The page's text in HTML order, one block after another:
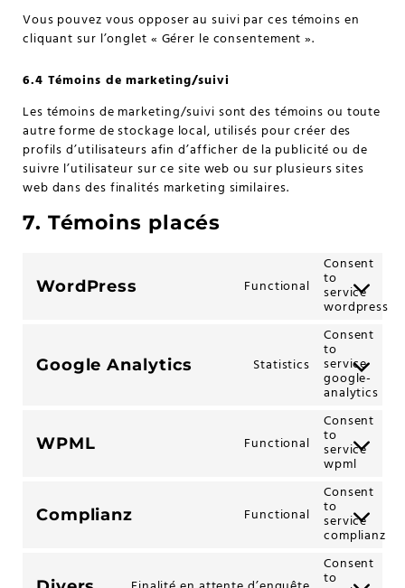
Vous pouvez vous opposer au suivi par ces témoins en
cliquant sur l’onglet « Gérer le consentement ».
6.4 Témoins de marketing/suivi
Les témoins de marketing/suivi sont des témoins ou toute
autre forme de stockage local, utilisés pour créer des
profils d’utilisateurs afin d’afficher de la publicité ou de
suivre l’utilisateur sur ce site web ou sur plusieurs sites
web dans des finalités marketing similaires.
7. Témoins placés
WordPress Functional
Consent
to
service
wordpress
Google Analytics Statistics
Consent
to
service
google-
analytics
WPML Functional
Consent
to
service
wpml
Complianz Functional
Consent
to
service
complianz
Consent
to